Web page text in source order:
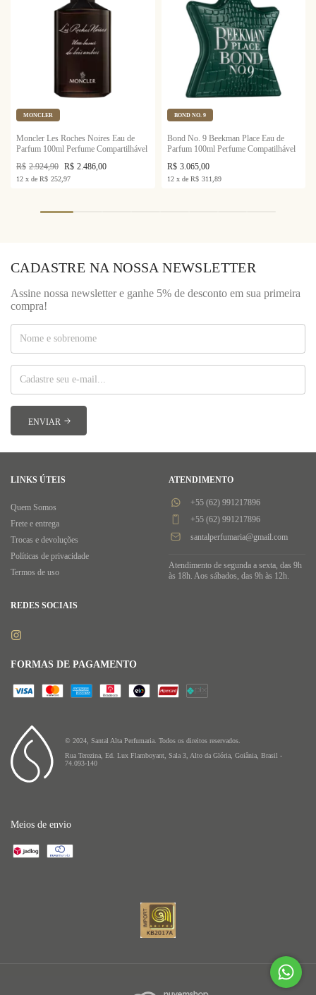
MONCLER
Moncler Les Roches Noires Eau de
Parfum 100ml Perfume Compartilhável
R$ 2.486,00
R$ 2.924,90
12 x de R$ 252,97
BOND NO. 9
Bond No. 9 Beekman Place Eau de
Parfum 100ml Perfume Compatilhável
R$ 3.065,00
12 x de R$ 311,89
CADASTRE NA NOSSA NEWSLETTER
Assine nossa newsletter e ganhe 5% de desconto em sua primeira
compra!
© 2024, Santal Alta Perfumaria. Todos os direitos reservados.
Rua Terezina, Ed. Lux Flamboyant, Sala 3, Alto da Glória, Goiânia, Brasil -
74.093-140
LINKS ÚTEIS
Quem Somos
Frete e entrega
Trocas e devoluções
Políticas de privacidade
Termos de uso
ATENDIMENTO
+55 (62) 991217896
+55 (62) 991217896
santalperfumaria@gmail.com
Atendimento de segunda a sexta, das 9h
às 18h. Aos sábados, das 9h às 12h.
REDES SOCIAIS
FORMAS DE PAGAMENTO
Meios de envio